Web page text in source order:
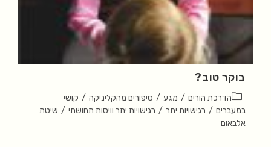
בוקר טוב?
הדרכת הורים / מגע / סיפורים מהקליניקה / קושי
במעברים / רגישויות יתר / רגישויות יתר וויסות תחושתי / שיטת
אלבאום